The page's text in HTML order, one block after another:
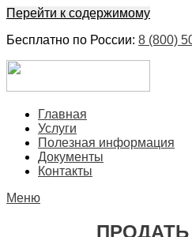
Перейти к содержимому
Бесплатно по России: 8 (800)
БыстроГлавная
Услуги
Полезная информация
Документы
Контакты
Меню